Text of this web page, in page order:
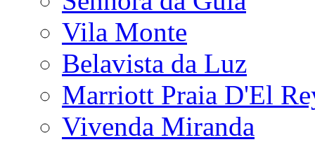
Vila Monte
Belavista da Luz
Marriott Praia D'El
Vivenda Miranda